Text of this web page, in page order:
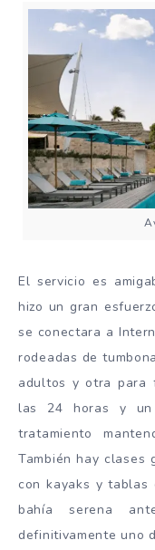
El servicio es
hizo un gran
se conectara a
rodeadas de
adultos y otra para
las 24 horas y un
tratamiento
También hay clases
con kayaks y
bahía serena
definitivamente uno